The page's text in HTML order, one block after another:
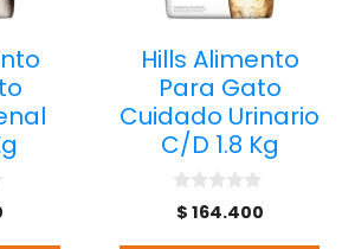
Hills Alimento
Para Gato
Cuidado Urinario
C/D 1.8 Kg
0
d
$ 164.400